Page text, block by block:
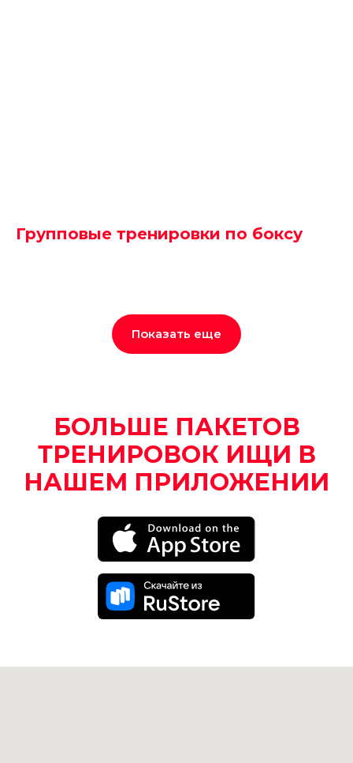
Групповые тренировки по боксу
Показать еще
БОЛЬШЕ ПАКЕТОВ
ТРЕНИРОВОК ИЩИ В
НАШЕМ ПРИЛОЖЕНИИ